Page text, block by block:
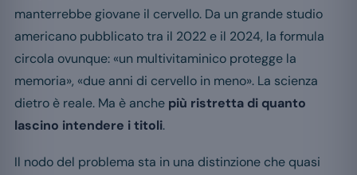
manterrebbe giovane il cervello. Da un grande studio
americano pubblicato tra il 2022 e il 2024, la formula
circola ovunque: «un multivitaminico protegge la
memoria», «due anni di cervello in meno». La scienza
dietro è reale. Ma è anche più ristretta di quanto
lascino intendere i titoli.
Il nodo del problema sta in una distinzione che quasi